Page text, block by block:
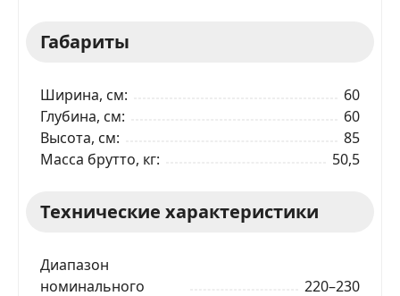
Габариты
Ширина, см
60
Глубина, см
60
Высота, см
85
Масса брутто, кг
50,5
Технические характеристики
Диапазон
номинального
220–230